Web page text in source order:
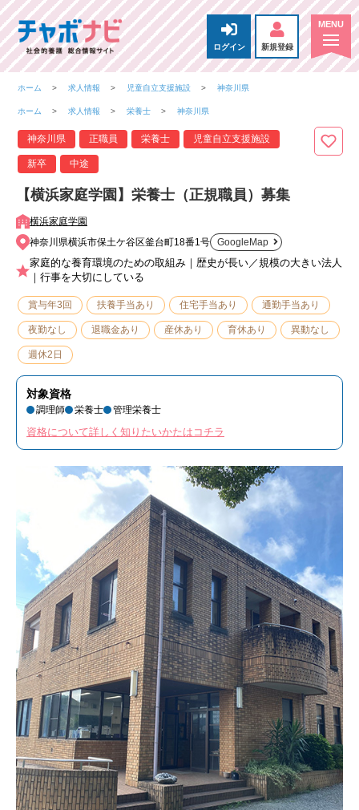
ログイン 新規登録
ホーム 求人情報 児童自立支援施設 神奈川県
ホーム 求人情報 栄養士 神奈川県
神奈川県 正職員 栄養士 児童自立支援施設
新卒 中途
【横浜家庭学園】栄養士（正規職員）募集
横浜家庭学園
神奈川県横浜市保土ケ谷区釜台町18番1号
GoogleMap
家庭的な養育環境のための取組み｜歴史が長い／規模の大きい法人
｜行事を大切にしている
賞与年3回 扶養手当あり 住宅手当あり 通勤手当あり
夜勤なし 退職金あり 産休あり 育休あり 異動なし
週休2日
対象資格
調理師 栄養士 管理栄養士
資格について詳しく知りたいかたはコチラ